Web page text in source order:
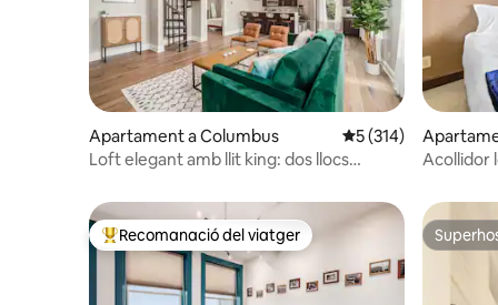
Apartament a Columbus 5 de puntuació
5 (314)
Loft elegant amb llit king: dos llocs
Acollidor
Principals recomanacions dels viatgers
Recomanació del viatger